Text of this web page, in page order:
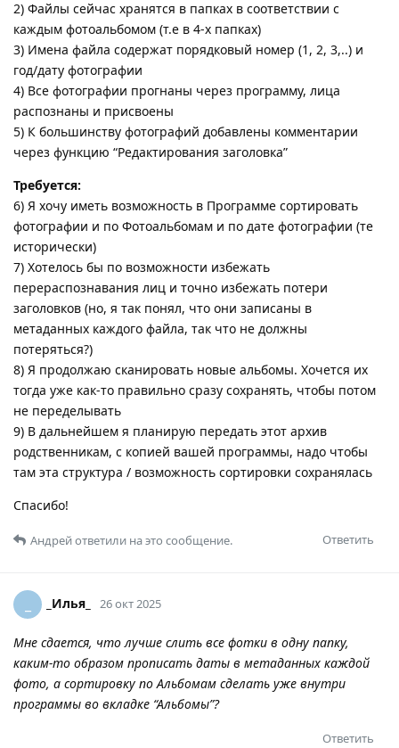
2) Файлы сейчас хранятся в папках в соответствии с
каждым фотоальбомом (т.е в 4-х папках)
3) Имена файла содержат порядковый номер (1, 2, 3,..) и
год/дату фотографии
4) Все фотографии прогнаны через программу, лица
распознаны и присвоены
5) К большинству фотографий добавлены комментарии
через функцию “Редактирования заголовка”
Требуется:
6) Я хочу иметь возможность в Программе сортировать
фотографии и по Фотоальбомам и по дате фотографии (те
исторически)
7) Хотелось бы по возможности избежать
перераспознавания лиц и точно избежать потери
заголовков (но, я так понял, что они записаны в
метаданных каждого файла, так что не должны
потеряться?)
8) Я продолжаю сканировать новые альбомы. Хочется их
тогда уже как-то правильно сразу сохранять, чтобы потом
не переделывать
9) В дальнейшем я планирую передать этот архив
родственникам, с копией вашей программы, надо чтобы
там эта структура / возможность сортировки сохранялась
Спасибо!
Ответить
Андрейответили на это сообщение.
_Илья_ 26 окт 2025
Мне сдается, что лучше слить все фотки в одну папку,
каким-то образом прописать даты в метаданных каждой
фото, а сортировку по Альбомам сделать уже внутри
программы во вкладке “Альбомы”?
Ответить